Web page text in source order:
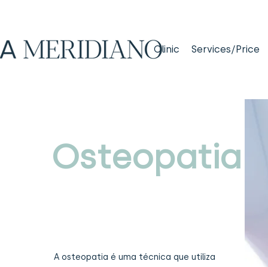
Clinic Services/Price
Osteopatia
A osteopatia é uma técnica que utiliza